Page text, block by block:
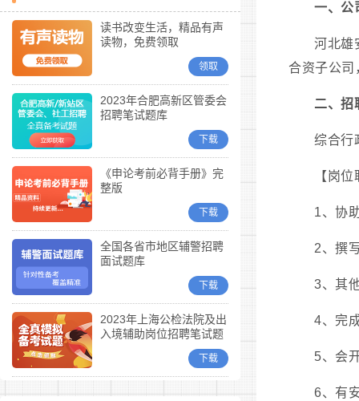
读书改变生活，精品有声
读物，免费领取
领取
2023年合肥高新区管委会
招聘笔试题库
下载
《申论考前必背手册》完
整版
下载
全国各省市地区辅警招聘
面试题库
下载
2023年上海公检法院及出
入境辅助岗位招聘笔试题
下载
一、公
河北雄
合资子公司
二、招
综合行
【岗
1、协
2、撰
3、其
4、完
5、会
6、有